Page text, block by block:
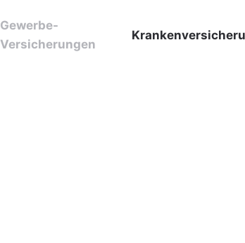
Gewerbe-
Versicherungen